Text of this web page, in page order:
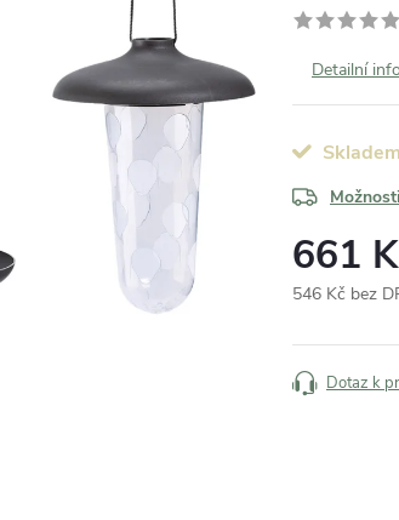
Detailní
661
546 Kč bez
cena:
Dotaz k